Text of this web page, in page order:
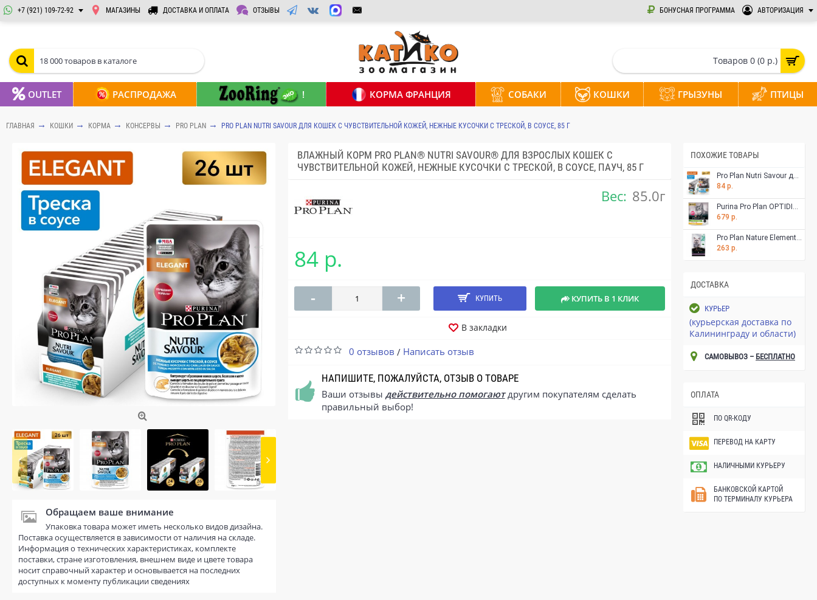
+7 (921) 109-72-92 МАГАЗИНЫ ДОСТАВКА И ОПЛАТА ОТЗЫВЫ БОНУСНАЯ ПРОГРАММА АВТОРИЗАЦИЯ
Товаров 0 (0 р.)
OUTLET РАСПРОДАЖА ! КОРМА ФРАНЦИЯ СОБАКИ КОШКИ ГРЫЗУНЫ ПТИЦЫ
ГЛАВНАЯ КОШКИ КОРМА КОНСЕРВЫ PRO PLAN PRO PLAN NUTRI SAVOUR ДЛЯ КОШЕК С ЧУВСТВИТЕЛЬНОЙ КОЖЕЙ, НЕЖНЫЕ КУСОЧКИ С ТРЕСКОЙ, В СОУСЕ, 85 Г
ПОХОЖИЕ ТОВАРЫ
Pro Plan Nutri Savour для кошек с чувствительной кожей, нежные кусочки с треской, в соусе, 85 г
84 р.
Purina Pro Plan OPTIDIGEST для стерилизованных кошек с чувствительным ЖКТ, курица, 400 г
679 р.
Pro Plan Nature Elements для взрослых кошек с чувствительным пищеварением, с индейкой, 200 г
263 р.
ДОСТАВКА
КУРЬЕР
(курьерская доставка по
Калининграду и области)
САМОВЫВОЗ – БЕСПЛАТНО
ОПЛАТА
ПО QR-КОДУ
ПЕРЕВОД НА КАРТУ
НАЛИЧНЫМИ КУРЬЕРУ
БАНКОВСКОЙ КАРТОЙ
ПО ТЕРМИНАЛУ КУРЬЕРА
Обращаем ваше внимание
Упаковка товара может иметь несколько видов дизайна.
Поставка осуществляется в зависимости от наличия на складе.
Информация о технических характеристиках, комплекте
поставки, стране изготовления, внешнем виде и цвете товара
носит справочный характер и основывается на последних
доступных к моменту публикации сведениях
ВЛАЖНЫЙ КОРМ PRO PLAN® NUTRI SAVOUR® ДЛЯ ВЗРОСЛЫХ КОШЕК С
ЧУВСТВИТЕЛЬНОЙ КОЖЕЙ, НЕЖНЫЕ КУСОЧКИ С ТРЕСКОЙ, В СОУСЕ, ПАУЧ, 85 Г
Вес: 85.0г
84 р.
- + КУПИТЬ КУПИТЬ В 1 КЛИК
В закладки
0 отзывов / Написать отзыв
НАПИШИТЕ, ПОЖАЛУЙСТА, ОТЗЫВ О ТОВАРЕ
Ваши отзывы действительно помогаютдругим покупателям сделать
правильный выбор!